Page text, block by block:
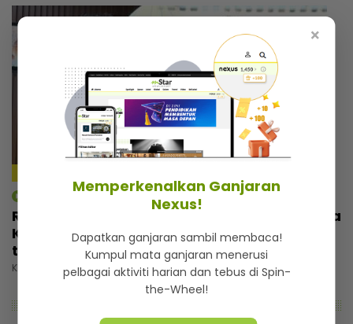
Rezeki wajah seiras Lamine Yamal, pemuda
Kelantan tak sia-siakan peluang... Banyak
tawaran reviu, ramai nak bergambar
Khamis, 30 Julai 2026 5:00 PM
×
Memperkenalkan Ganjaran
Nexus!
Dapatkan ganjaran sambil membaca!
Kumpul mata ganjaran menerusi
pelbagai aktiviti harian dan tebus di Spin-
the-Wheel!